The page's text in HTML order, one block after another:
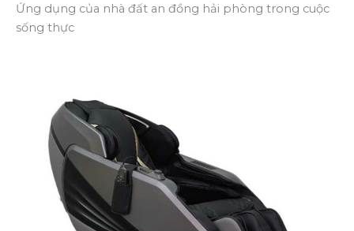
Ứng dụng của nhà đất an đồng hải phòng trong cuộc
sống thực